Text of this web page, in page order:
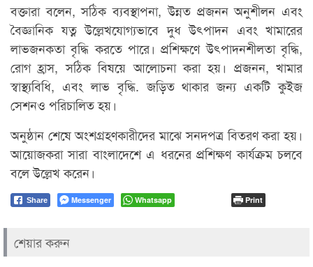
বক্তারা বলেন, সঠিক ব্যবস্থাপনা, উন্নত প্রজনন অনুশীলন এবং
বৈজ্ঞানিক যত্ন উল্লেখযোগ্যভাবে দুধ উৎপাদন এবং খামারের
লাভজনকতা বৃদ্ধি করতে পারে। প্রশিক্ষণে উৎপাদনশীলতা বৃদ্ধি,
রোগ হ্রাস, সঠিক বিষয়ে আলোচনা করা হয়। প্রজনন, খামার
স্বাস্থ্যবিধি, এবং লাভ বৃদ্ধি. জড়িত থাকার জন্য একটি কুইজ
সেশনও পরিচালিত হয়।
অনুষ্ঠান শেষে অংশগ্রহণকারীদের মাঝে সনদপত্র বিতরণ করা হয়।
আয়োজকরা সারা বাংলাদেশে এ ধরনের প্রশিক্ষণ কার্যক্রম চলবে
বলে উল্লেখ করেন।
Share Messenger Whatsapp Print
শেয়ার করুন